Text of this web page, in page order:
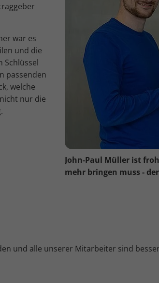
war es
und die
Schlüssel
passenden
welche
nur die
John-Paul Müller ist
mehr bringen muss -
und alle unserer Mitarbeiter sind